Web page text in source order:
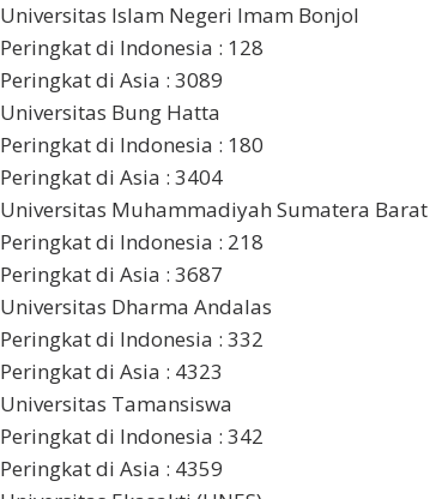
Universitas Islam Negeri Imam Bonjol
Peringkat di Indonesia : 128
Peringkat di Asia : 3089
Universitas Bung Hatta
Peringkat di Indonesia : 180
Peringkat di Asia : 3404
Universitas Muhammadiyah Sumatera Barat
Peringkat di Indonesia : 218
Peringkat di Asia : 3687
Universitas Dharma Andalas
Peringkat di Indonesia : 332
Peringkat di Asia : 4323
Universitas Tamansiswa
Peringkat di Indonesia : 342
Peringkat di Asia : 4359